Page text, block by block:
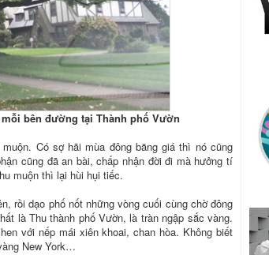
bên đường tại Thành phố Vườn
Có sợ hãi mùa đông băng giá thì nó cũng
cũng đã an bài, chấp nhận đời đi mà hưởng tí
muộn thì lại hùi hụi tiếc.
rồi dạo phố nốt những vòng cuối cùng chờ đông
là Thu thành phố Vườn, là tràn ngập sắc vàng.
với nếp mái xiên khoai, chan hòa. Không biết
New York…